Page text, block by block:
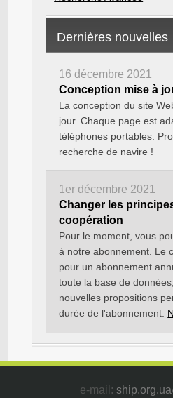
Dernières nouvelles
16 décembre 2021
Conception mise à
La conception du site
jour. Chaque page est
téléphones portables.
recherche de navire !
1er décembre 2021
Changer les
coopération
Pour le moment, vous
à notre abonnement. Le
pour un abonnement
toute la base de
nouvelles propositions
durée de l'abonnement.
e-mail: